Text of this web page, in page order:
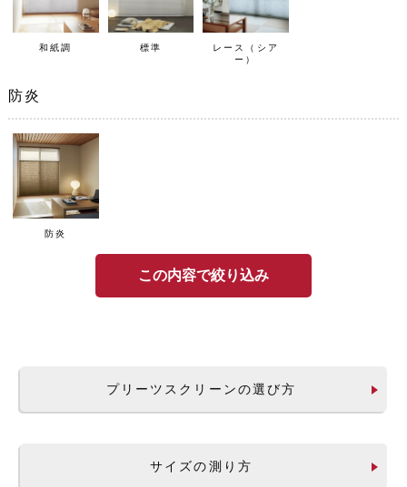
和紙調 標準
レース（シア
ー）
防炎
防炎
この内容で絞り込み
プリーツスクリーンの選び方
サイズの測り方